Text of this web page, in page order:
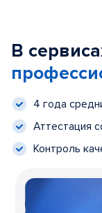
В
4 года
Аттестация
Контроль